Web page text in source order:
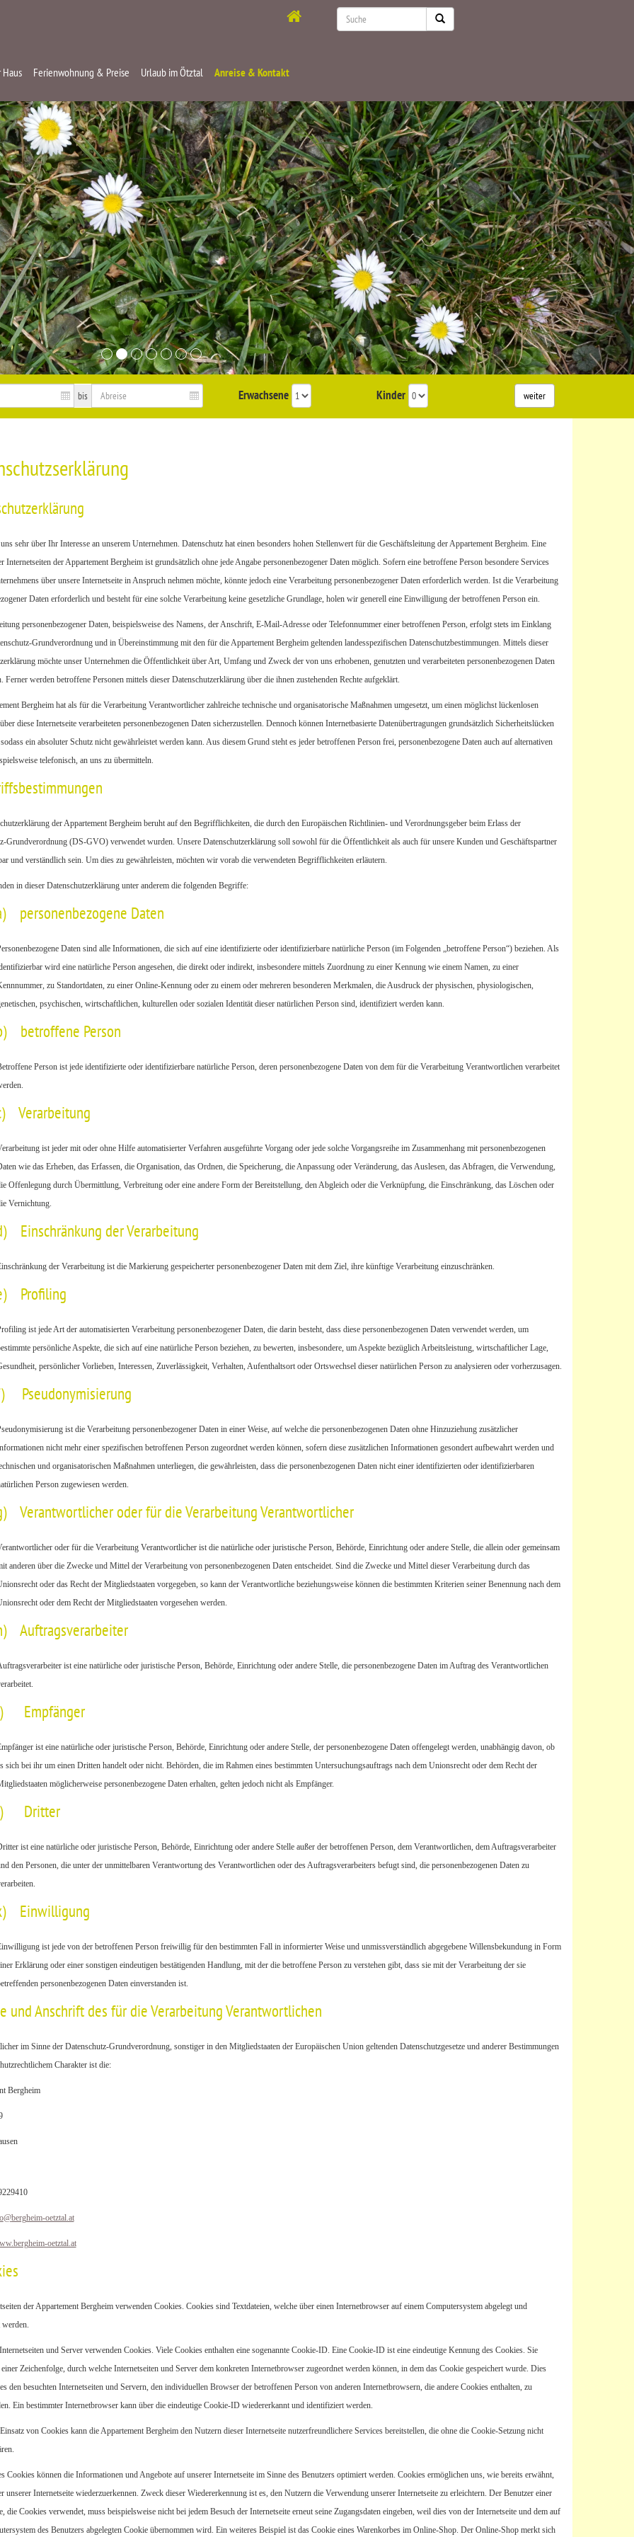
Haus Ferienwohnung & Preise Urlaub im Ötztal Anreise & Kontakt
bis Erwachsene Kinder weiter
sehr über Ihr Interesse an unserem Unternehmen. Datenschutz hat einen besonders hohen Stellenwert für die Geschäftsleitung der Appartement Bergheim. Eine
Internetseiten der Appartement Bergheim ist grundsätzlich ohne jede Angabe personenbezogener Daten möglich. Sofern eine betroffene Person besondere Services
über unsere Internetseite in Anspruch nehmen möchte, könnte jedoch eine Verarbeitung personenbezogener Daten erforderlich werden. Ist die Verarbeitung
Daten erforderlich und besteht für eine solche Verarbeitung keine gesetzliche Grundlage, holen wir generell eine Einwilligung der betroffenen Person ein.
personenbezogener Daten, beispielsweise des Namens, der Anschrift, E-Mail-Adresse oder Telefonnummer einer betroffenen Person, erfolgt stets im Einklang
Grundverordnung und in Übereinstimmung mit den für die Appartement Bergheim geltenden landesspezifischen Datenschutzbestimmungen. Mittels dieser
möchte unser Unternehmen die Öffentlichkeit über Art, Umfang und Zweck der von uns erhobenen, genutzten und verarbeiteten personenbezogenen Daten
Ferner werden betroffene Personen mittels dieser Datenschutzerklärung über die ihnen zustehenden Rechte aufgeklärt.
Bergheim hat als für die Verarbeitung Verantwortlicher zahlreiche technische und organisatorische Maßnahmen umgesetzt, um einen möglichst lückenlosen
diese Internetseite verarbeiteten personenbezogenen Daten sicherzustellen. Dennoch können Internetbasierte Datenübertragungen grundsätzlich Sicherheitslücken
ein absoluter Schutz nicht gewährleistet werden kann. Aus diesem Grund steht es jeder betroffenen Person frei, personenbezogene Daten auch auf alternativen
telefonisch, an uns zu übermitteln.
der Appartement Bergheim beruht auf den Begrifflichkeiten, die durch den Europäischen Richtlinien- und Verordnungsgeber beim Erlass der
Grundverordnung (DS-GVO) verwendet wurden. Unsere Datenschutzerklärung soll sowohl für die Öffentlichkeit als auch für unsere Kunden und Geschäftspartner
und verständlich sein. Um dies zu gewährleisten, möchten wir vorab die verwendeten Begrifflichkeiten erläutern.
in dieser Datenschutzerklärung unter anderem die folgenden Begriffe:
personenbezogene Daten
Daten sind alle Informationen, die sich auf eine identifizierte oder identifizierbare natürliche Person (im Folgenden „betroffene Person“) beziehen. Als
wird eine natürliche Person angesehen, die direkt oder indirekt, insbesondere mittels Zuordnung zu einer Kennung wie einem Namen, zu einer
zu Standortdaten, zu einer Online-Kennung oder zu einem oder mehreren besonderen Merkmalen, die Ausdruck der physischen, physiologischen,
psychischen, wirtschaftlichen, kulturellen oder sozialen Identität dieser natürlichen Person sind, identifiziert werden kann.
betroffene Person
Person ist jede identifizierte oder identifizierbare natürliche Person, deren personenbezogene Daten von dem für die Verarbeitung Verantwortlichen verarbeitet
Verarbeitung
ist jeder mit oder ohne Hilfe automatisierter Verfahren ausgeführte Vorgang oder jede solche Vorgangsreihe im Zusammenhang mit personenbezogenen
wie das Erheben, das Erfassen, die Organisation, das Ordnen, die Speicherung, die Anpassung oder Veränderung, das Auslesen, das Abfragen, die Verwendung,
Offenlegung durch Übermittlung, Verbreitung oder eine andere Form der Bereitstellung, den Abgleich oder die Verknüpfung, die Einschränkung, das Löschen oder
Vernichtung.
Einschränkung der Verarbeitung
der Verarbeitung ist die Markierung gespeicherter personenbezogener Daten mit dem Ziel, ihre künftige Verarbeitung einzuschränken.
Profiling
ist jede Art der automatisierten Verarbeitung personenbezogener Daten, die darin besteht, dass diese personenbezogenen Daten verwendet werden, um
persönliche Aspekte, die sich auf eine natürliche Person beziehen, zu bewerten, insbesondere, um Aspekte bezüglich Arbeitsleistung, wirtschaftlicher Lage,
persönlicher Vorlieben, Interessen, Zuverlässigkeit, Verhalten, Aufenthaltsort oder Ortswechsel dieser natürlichen Person zu analysieren oder vorherzusagen.
Pseudonymisierung
ist die Verarbeitung personenbezogener Daten in einer Weise, auf welche die personenbezogenen Daten ohne Hinzuziehung zusätzlicher
nicht mehr einer spezifischen betroffenen Person zugeordnet werden können, sofern diese zusätzlichen Informationen gesondert aufbewahrt werden und
und organisatorischen Maßnahmen unterliegen, die gewährleisten, dass die personenbezogenen Daten nicht einer identifizierten oder identifizierbaren
Person zugewiesen werden.
Verantwortlicher oder für die Verarbeitung Verantwortlicher
oder für die Verarbeitung Verantwortlicher ist die natürliche oder juristische Person, Behörde, Einrichtung oder andere Stelle, die allein oder gemeinsam
anderen über die Zwecke und Mittel der Verarbeitung von personenbezogenen Daten entscheidet. Sind die Zwecke und Mittel dieser Verarbeitung durch das
oder das Recht der Mitgliedstaaten vorgegeben, so kann der Verantwortliche beziehungsweise können die bestimmten Kriterien seiner Benennung nach dem
oder dem Recht der Mitgliedstaaten vorgesehen werden.
Auftragsverarbeiter
ist eine natürliche oder juristische Person, Behörde, Einrichtung oder andere Stelle, die personenbezogene Daten im Auftrag des Verantwortlichen
Empfänger
ist eine natürliche oder juristische Person, Behörde, Einrichtung oder andere Stelle, der personenbezogene Daten offengelegt werden, unabhängig davon, ob
sich bei ihr um einen Dritten handelt oder nicht. Behörden, die im Rahmen eines bestimmten Untersuchungsauftrags nach dem Unionsrecht oder dem Recht der
möglicherweise personenbezogene Daten erhalten, gelten jedoch nicht als Empfänger.
Dritter
ist eine natürliche oder juristische Person, Behörde, Einrichtung oder andere Stelle außer der betroffenen Person, dem Verantwortlichen, dem Auftragsverarbeiter
den Personen, die unter der unmittelbaren Verantwortung des Verantwortlichen oder des Auftragsverarbeiters befugt sind, die personenbezogenen Daten zu
Einwilligung
ist jede von der betroffenen Person freiwillig für den bestimmten Fall in informierter Weise und unmissverständlich abgegebene Willensbekundung in Form
Erklärung oder einer sonstigen eindeutigen bestätigenden Handlung, mit der die betroffene Person zu verstehen gibt, dass sie mit der Verarbeitung der sie
personenbezogenen Daten einverstanden ist.
und Anschrift des für die Verarbeitung Verantwortlichen
im Sinne der Datenschutz-Grundverordnung, sonstiger in den Mitgliedstaaten der Europäischen Union geltenden Datenschutzgesetze und anderer Bestimmungen
Charakter ist die:
Bergheim
@bergheim-oetztal.at
oetztal.at
der Appartement Bergheim verwenden Cookies. Cookies sind Textdateien, welche über einen Internetbrowser auf einem Computersystem abgelegt und
werden.
und Server verwenden Cookies. Viele Cookies enthalten eine sogenannte Cookie-ID. Eine Cookie-ID ist eine eindeutige Kennung des Cookies. Sie
einer Zeichenfolge, durch welche Internetseiten und Server dem konkreten Internetbrowser zugeordnet werden können, in dem das Cookie gespeichert wurde. Dies
den besuchten Internetseiten und Servern, den individuellen Browser der betroffenen Person von anderen Internetbrowsern, die andere Cookies enthalten, zu
Ein bestimmter Internetbrowser kann über die eindeutige Cookie-ID wiedererkannt und identifiziert werden.
von Cookies kann die Appartement Bergheim den Nutzern dieser Internetseite nutzerfreundlichere Services bereitstellen, die ohne die Cookie-Setzung nicht
Cookies können die Informationen und Angebote auf unserer Internetseite im Sinne des Benutzers optimiert werden. Cookies ermöglichen uns, wie bereits erwähnt,
unserer Internetseite wiederzuerkennen. Zweck dieser Wiedererkennung ist es, den Nutzern die Verwendung unserer Internetseite zu erleichtern. Der Benutzer einer
die Cookies verwendet, muss beispielsweise nicht bei jedem Besuch der Internetseite erneut seine Zugangsdaten eingeben, weil dies von der Internetseite und dem auf
des Benutzers abgelegten Cookie übernommen wird. Ein weiteres Beispiel ist das Cookie eines Warenkorbes im Online-Shop. Der Online-Shop merkt sich